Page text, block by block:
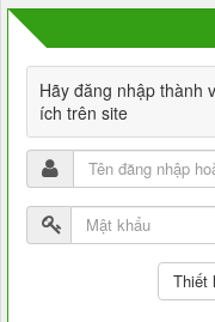
Hãy đăng nhập thành
ích trên site